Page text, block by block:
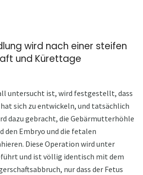
wird nach einer steifen
und Kürettage
untersucht ist, wird festgestellt, dass
sich zu entwickeln, und tatsächlich
dazu gebracht, die Gebärmutterhöhle
den Embryo und die fetalen
Diese Operation wird unter
und ist völlig identisch mit dem
nur dass der Fetus